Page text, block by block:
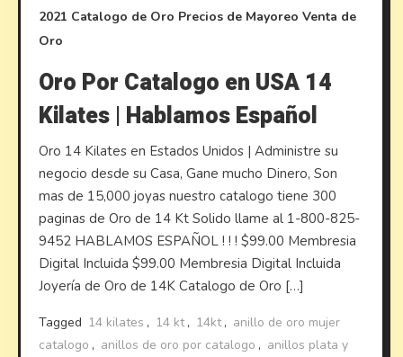
2021 Catalogo de Oro Precios de Mayoreo Venta de
Oro
Oro Por Catalogo en USA 14
Kilates | Hablamos Español
Oro 14 Kilates en Estados Unidos | Administre su
negocio desde su Casa, Gane mucho Dinero, Son
mas de 15,000 joyas nuestro catalogo tiene 300
paginas de Oro de 14 Kt Solido llame al 1-800-825-
9452 HABLAMOS ESPAÑOL ! ! ! $99.00 Membresia
Digital Incluida $99.00 Membresia Digital Incluida
Joyería de Oro de 14K Catalogo de Oro […]
Tagged 14 kilates , 14 kt, 14kt, anillo de oro mujer
catalogo , anillos de oro por catalogo , anillos plata y